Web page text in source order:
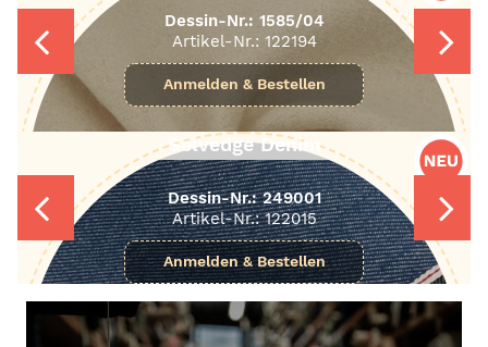
Dessin-Nr.: 1585/04
Artikel-Nr.: 122194
Selvedge Denim
Dessin-Nr.: 249001
Artikel-Nr.: 122015